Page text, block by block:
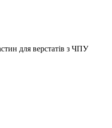
для верстатів з ЧПУ